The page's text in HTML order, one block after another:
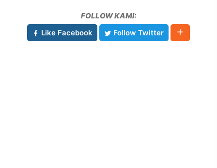
FOLLOW KAMI:
Like Facebook
Follow Twitter